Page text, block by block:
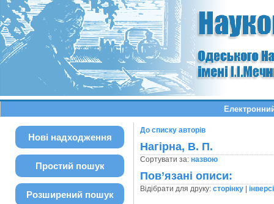
Нові надходження
Простий пошук
Розширений пошук
До списку авторів
Нагірна, В. П.
Сортувати за: назвою
Пов’язані описи:
Відібрати для друку: сторінку|